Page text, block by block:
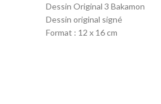
Dessin Original 3 Bakamon
Dessin original signé
Format : 12 x 16 cm